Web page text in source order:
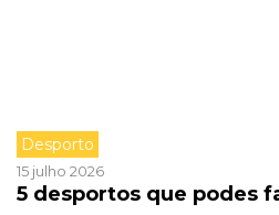
Desporto
15 julho 2026
5 desportos que podes